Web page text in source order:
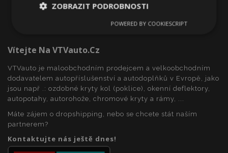
Vítejte Na VTVauto.cz
VTVauto je maloobchodním prodejcem a velkoobchodním
dodavatelem autopříslušenství a autodoplňků v Evropě, jako
jsou např .: ozdobné kryty kol (poklice), okenní deflektory,
autopotahy, autorohože, chromové kryty a rámy, ...
Máte zájem o dropshipping, nebo se chcete stát naším
partnerem?
Kontaktujte nás ještě dnes!
ZOBRAZIT PODROBNOSTI
soubory
Výkonové
Soubory
Funkční soubory
POWERED BY COOKIESCRIPT